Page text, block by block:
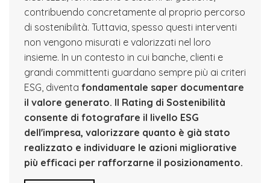
contribuendo concretamente al proprio percorso
di sostenibilità. Tuttavia, spesso questi interventi
non vengono misurati e valorizzati nel loro
insieme. In un contesto in cui banche, clienti e
grandi committenti guardano sempre più ai criteri
ESG, diventa fondamentale saper documentare
il valore generato. Il Rating di Sostenibilità
consente di fotografare il livello ESG
dell'impresa, valorizzare quanto è già stato
realizzato e individuare le azioni migliorative
più efficaci per rafforzarne il posizionamento.